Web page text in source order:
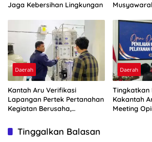
Jaga Kebersihan Lingkungan
Daerah
Kantah Aru Verifikasi
Lapangan Pertek Pertanahan
Kegiatan Berusaha,
Daerah
Tingkatkan
Kakantah
Meeting
Tinggalkan Balasan